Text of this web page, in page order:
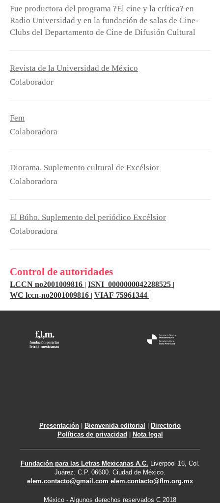
Fue productora del programa ?El cine y la crítica? en
Radio Universidad y en la fundación de salas de Cine-
Clubs del Departamento de Cine de Difusión Cultural
Revista de la Universidad de México
Colaborador
Fem
Colaboradora
Diorama. Suplemento cultural de Excélsior
Colaboradora
El Búho. Suplemento del periódico Excélsior
Colaboradora
Control de autoridades
LCCN no2001009816 | ISNI 0000000042288525 |
WC lccn-no2001009816 | VIAF 75961344 |
Presentación Bienvenida editorial
Directorio
Políticas de privacidad
Nota legal
Fundación para las Letras Mexicanas A.C. Liverpool 16, Col.
Juárez. C.P. 06600. Ciudad de México.
elem.contacto@gmail.com elem.contacto@flm.org.mx
México - Algunos derechos reservados C 2018